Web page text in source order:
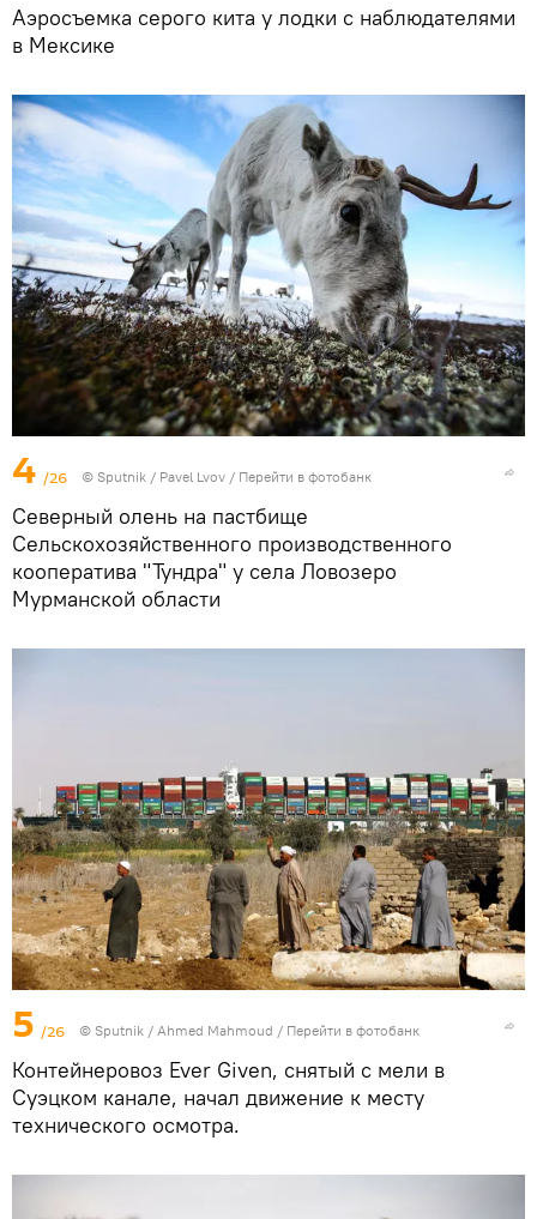
Аэросъемка серого кита у лодки с наблюдателями
в Мексике
4 /26 © Sputnik / Pavel Lvov / Перейти в фотобанк
Северный олень на пастбище
Сельскохозяйственного производственного
кооператива "Тундра" у села Ловозеро
Мурманской области
5 /26 © Sputnik / Ahmed Mahmoud / Перейти в фотобанк
Контейнеровоз Ever Given, снятый с мели в
Суэцком канале, начал движение к месту
технического осмотра.